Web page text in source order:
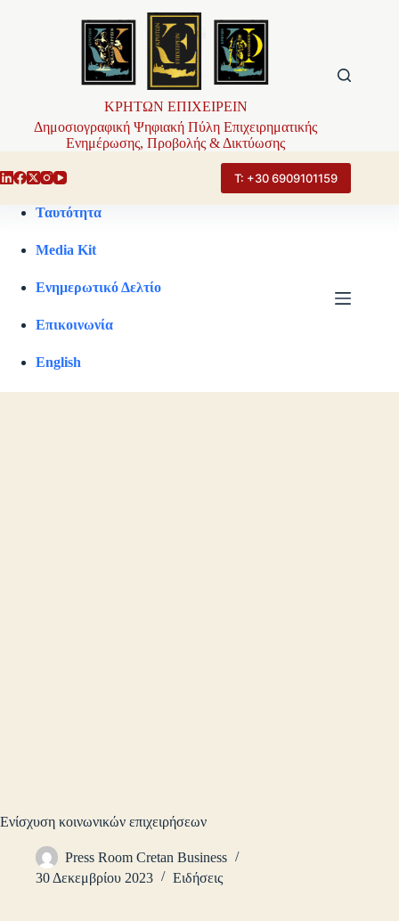
ΚΡΗΤΩΝ ΕΠΙΧΕΙΡΕΙΝ
Δημοσιογραφική Ψηφιακή Πύλη Επιχειρηματικής
Ενημέρωσης, Προβολής & Δικτύωσης
Τ: +30 6909101159
Ταυτότητα
Media Kit
Ενημερωτικό Δελτίο
Επικοινωνία
English
Ενίσχυση κοινωνικών επιχειρήσεων
Press Room Cretan Business
30 Δεκεμβρίου 2023
Ειδήσεις